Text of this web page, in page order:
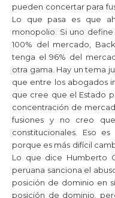
pueden concertar para
Lo que pasa es que
monopolio. Si uno
100% del mercado,
tenga el 96% del
otra gama. Hay un tema
que entre los abogados
que cree que el Estado
concentración de
fusiones y no creo
constitucionales. Eso
porque es más difícil
Lo que dice Humberto
peruana sanciona el
posición de dominio en
posición de dominio,